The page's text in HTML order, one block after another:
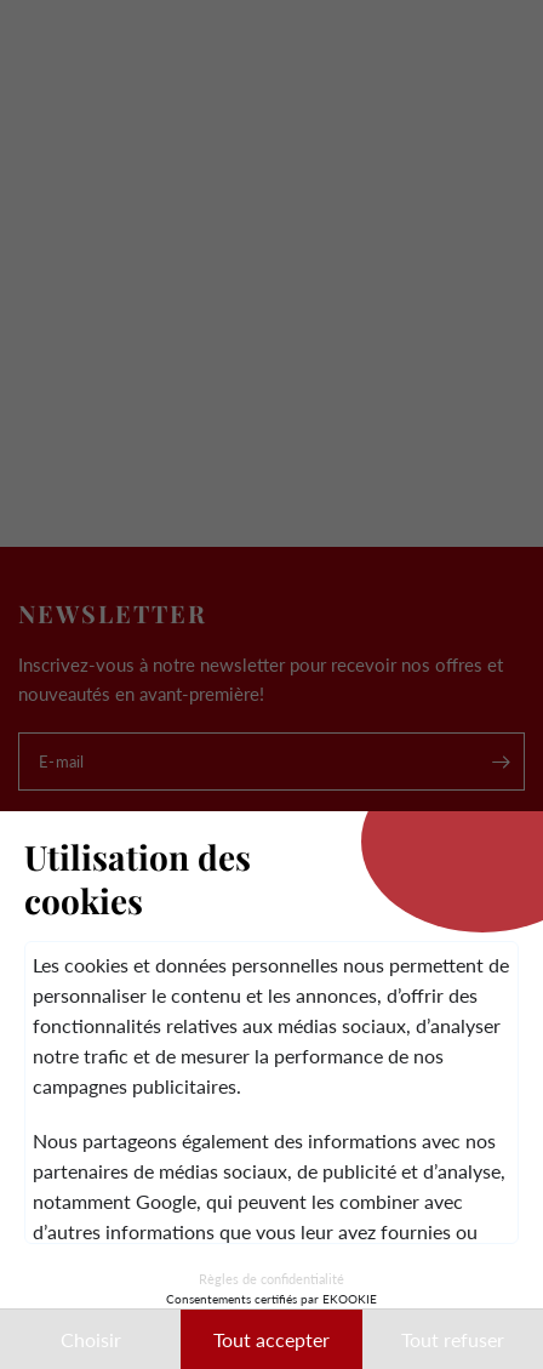
NEWSLETTER
Inscrivez-vous à notre newsletter pour recevoir nos offres et
nouveautés en avant-première!
E-mail
LA MARQUE
SERVICE CLIENT
© 2026 Laura Vita
DESIGNED BY LOBSTTER
MENTIONS LÉGALESCGVCONTACT
Utilisation des
cookies
Les cookies et données personnelles nous permettent de
personnaliser le contenu et les annonces, d’offrir des
fonctionnalités relatives aux médias sociaux, d’analyser
notre trafic et de mesurer la performance de nos
campagnes publicitaires.
Nous partageons également des informations avec nos
partenaires de médias sociaux, de publicité et d’analyse,
notamment Google, qui peuvent les combiner avec
d’autres informations que vous leur avez fournies ou
Ces données peuvent notamment être utilisées à des
Règles de confidentialité
Consentements certifiés par EKOOKIE
Choisir Tout accepter Tout refuser